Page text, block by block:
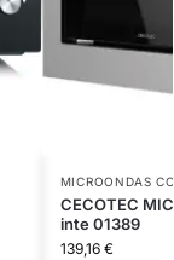
MICROONDAS
CECOTEC
inte 01389
139,16 €